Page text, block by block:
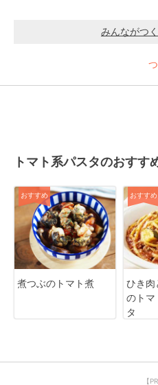
みんながつ
トマト系パスタのおすす
おすすめ
煮つぶのトマト煮
おすすめ
ひき肉
のトマ
タ
【PR